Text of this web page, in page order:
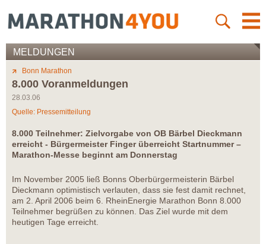
MELDUNGEN
Bonn Marathon
8.000 Voranmeldungen
28.03.06
Quelle: Pressemitteilung
8.000 Teilnehmer: Zielvorgabe von OB Bärbel Dieckmann
erreicht - Bürgermeister Finger überreicht Startnummer –
Marathon-Messe beginnt am Donnerstag
Im November 2005 ließ Bonns Oberbürgermeisterin Bärbel
Dieckmann optimistisch verlauten, dass sie fest damit rechnet,
am 2. April 2006 beim 6. RheinEnergie Marathon Bonn 8.000
Teilnehmer begrüßen zu können. Das Ziel wurde mit dem
heutigen Tage erreicht.